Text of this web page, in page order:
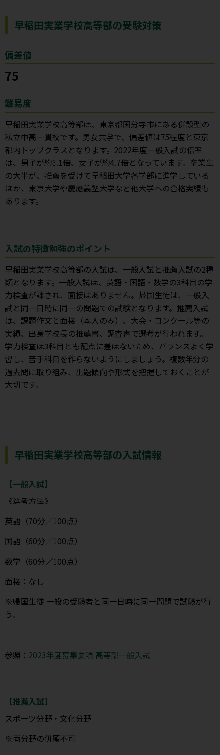
早稲田実業学校高等部の受験対策
偏差値
75
難易度
早稲田実業学校高等部は、東京都国分寺市にある併設型の
私立中高一貫校です。男女共学で、偏差値は75程度と東京
都内トップクラスとなります。2022年度一般入試の倍率
は、男子が約3.1倍、女子が約4.7倍となっています。卒業生
の大半が、推薦を受けて早稲田大学各学部に進学している
ほか、東京大学や慶應義塾大学など他大学への合格実績も
あります。
入試の特徴勉強のポイント
早稲田実業学校高等部の入試は、一般入試と推薦入試の2種
類となります。一般入試は、英語・国語・数学の3科目の学
力検査が課され、面接はありません。帰国生徒は、一般入
試と同一日時に同一の問題での試験となります。推薦入試
は、課題作文と面接（本人のみ）、大会・コンクール等の
実績、出身学校長の推薦書、調査書で選考が行われます。
学力検査は3科目とも配点に差はないため、バランスよく学
習し、苦手科目を作らないようにしましょう。複数年分の
過去問に取り組み、出題傾向や形式を把握しておくことが
大切です。
早稲田実業学校高等部の入試情報
【一般入試】
《選考方法》
英語（70分／100点）
国語（60分／100点）
数学（60分／100点）
面接：なし
※帰国生徒 一般の受験者と同一日時に同一問題で試験が行
う。
参照： 2023年度募集要項 高等部一般入試
【推薦入試】
スポーツ分野・文化分野
※両分野の併願不可